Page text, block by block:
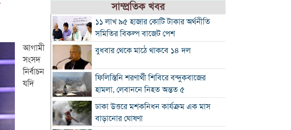
আগামী
সংসদ
নির্বাচন
যদি
সাম্প্রতিক খবর
১১ লাখ ৯৫ হাজার কোটি টাকার অর্থনীতি
সমিতির বিকল্প বাজেট পেশ
বুধবার থেকে মাঠে থাকবে ১৪ দল
ফিলিস্তিনি শরণার্থী শিবিরে বন্দুকবাজের
হামলা, লেবাননে নিহত অন্তত ৫
ঢাকা উত্তরে মশকনিধন কার্যক্রম এক মাস
বাড়ানোর ঘোষণা